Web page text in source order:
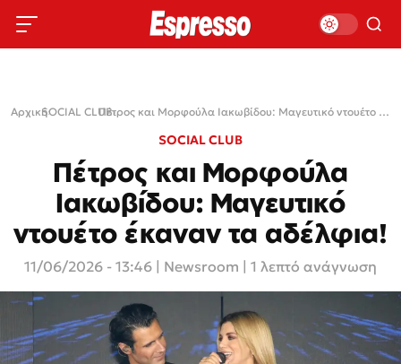
Αρχική›
SOCIAL CLUB› Πέτρος και Μορφούλα Ιακωβίδου: Μαγευτικό ντουέτο έκαναν τα αδέλφια!
SOCIAL CLUB
Πέτρος και Μορφούλα
Ιακωβίδου: Μαγευτικό
ντουέτο έκαναν τα αδέλφια!
11/06/2026 - 13:46 Newsroom | 1 λεπτό ανάγνωση